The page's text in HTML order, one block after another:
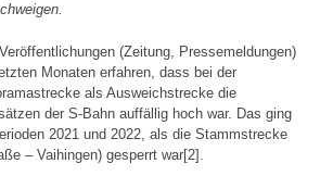
(Zeitung, Pressemeldungen)
Monaten erfahren, dass bei der
als Ausweichstrecke die
der S-Bahn auffällig hoch war. Das ging
2021 und 2022, als die Stammstrecke
– Vaihingen) gesperrt war[2].